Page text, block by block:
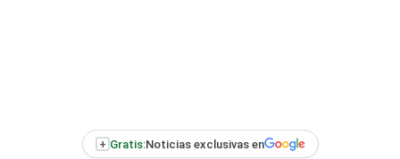
+ Gratis:Noticias exclusivas en